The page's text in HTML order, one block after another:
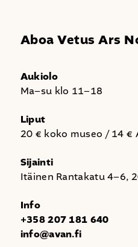
Aboa Vetus Ars
Aukiolo
Ma–su klo 11–18
Liput
20 € koko museo / 14 €
Sijainti
Itäinen Rantakatu 4–6,
Info
+358 207 181 640
info@avan.fi